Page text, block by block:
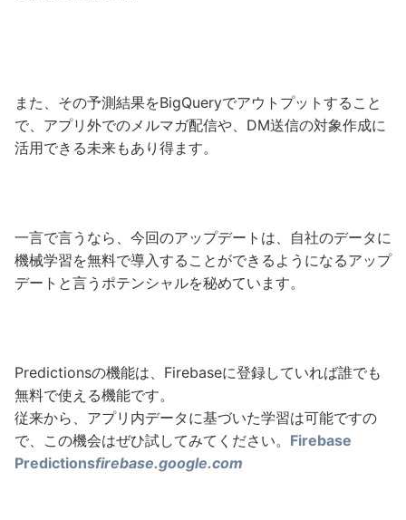
また、その予測結果をBigQueryでアウトプットすること
で、アプリ外でのメルマガ配信や、DM送信の対象作成に
活用できる未来もあり得ます。
一言で言うなら、今回のアップデートは、自社のデータに
機械学習を無料で導入することができるようになるアップ
デートと言うポテンシャルを秘めています。
Predictionsの機能は、Firebaseに登録していれば誰でも
無料で使える機能です。
従来から、アプリ内データに基づいた学習は可能ですの
で、この機会はぜひ試してみてください。 Firebase
Predictionsfirebase.google.com